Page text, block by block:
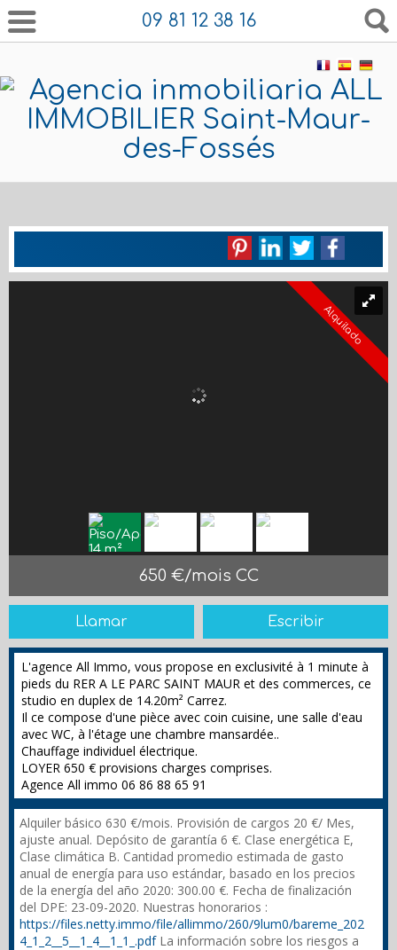
09 81 12 38 16
Alquilado
650 €/mois CC
Llamar Escribir
L'agence All Immo, vous propose en exclusivité à 1 minute à
pieds du RER A LE PARC SAINT MAUR et des commerces, ce
studio en duplex de 14.20m² Carrez.
Il ce compose d'une pièce avec coin cuisine, une salle d'eau
avec WC, à l'étage une chambre mansardée..
Chauffage individuel électrique.
LOYER 650 € provisions charges comprises.
Agence All immo 06 86 88 65 91
Alquiler básico 630 €/mois. Provisión de cargos 20 €/ Mes,
ajuste anual. Depósito de garantía 6 €. Clase energética E,
Clase climática B. Cantidad promedio estimada de gasto
anual de energía para uso estándar, basado en los precios
de la energía del año 2020: 300.00 €. Fecha de finalización
del DPE: 23-09-2020. Nuestras honorarios :
https://files.netty.immo/file/allimmo/260/9lum0/bareme_202
4_1_2__5__1_4__1_1_.pdfLa información sobre los riesgos a